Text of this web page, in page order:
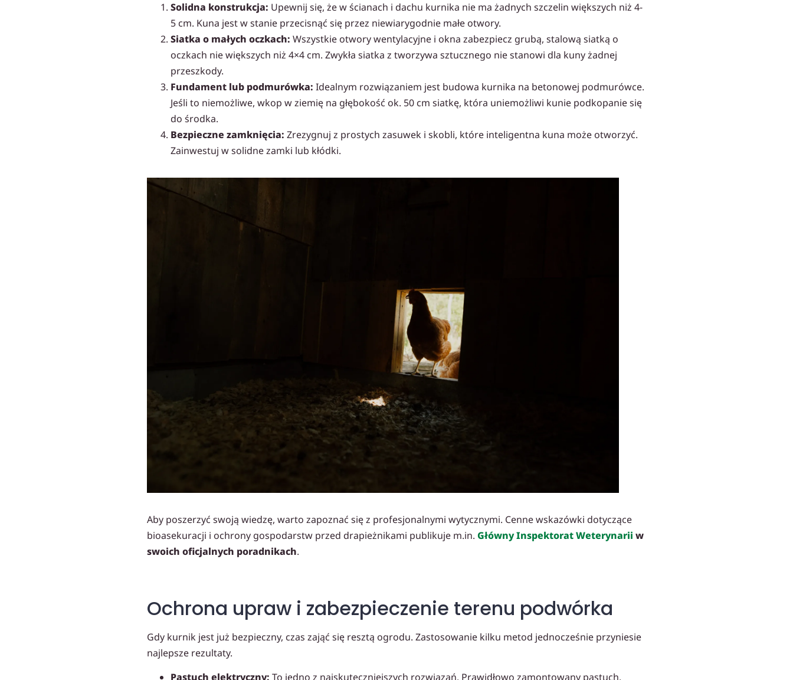
Solidna konstrukcja: Upewnij się, że w ścianach i dachu kurnika nie ma żadnych szczelin większych niż 4-
5 cm. Kuna jest w stanie przecisnąć się przez niewiarygodnie małe otwory.
Siatka o małych oczkach: Wszystkie otwory wentylacyjne i okna zabezpiecz grubą, stalową siatką o
oczkach nie większych niż 4×4 cm. Zwykła siatka z tworzywa sztucznego nie stanowi dla kuny żadnej
przeszkody.
Fundament lub podmurówka: Idealnym rozwiązaniem jest budowa kurnika na betonowej podmurówce.
Jeśli to niemożliwe, wkop w ziemię na głębokość ok. 50 cm siatkę, która uniemożliwi kunie podkopanie się
do środka.
Bezpieczne zamknięcia: Zrezygnuj z prostych zasuwek i skobli, które inteligentna kuna może otworzyć.
Zainwestuj w solidne zamki lub kłódki.
Aby poszerzyć swoją wiedzę, warto zapoznać się z profesjonalnymi wytycznymi. Cenne wskazówki dotyczące
bioasekuracji i ochrony gospodarstw przed drapieżnikami publikuje m.in. Główny Inspektorat Weterynarii w
swoich oficjalnych poradnikach.
Ochrona upraw i zabezpieczenie terenu podwórka
Gdy kurnik jest już bezpieczny, czas zająć się resztą ogrodu. Zastosowanie kilku metod jednocześnie przyniesie
najlepsze rezultaty.
Pastuch elektryczny: To jedno z najskuteczniejszych rozwiązań. Prawidłowo zamontowany pastuch,